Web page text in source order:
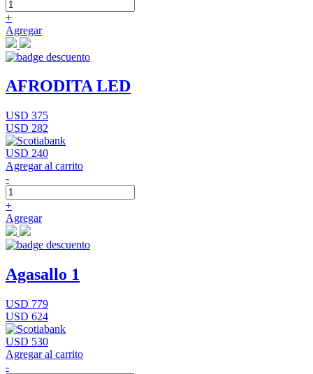
+
Agregar
AFRODITA LED
USD 375
USD 282
USD 240
Agregar al carrito
-
+
Agregar
Agasallo 1
USD 779
USD 624
USD 530
Agregar al carrito
-